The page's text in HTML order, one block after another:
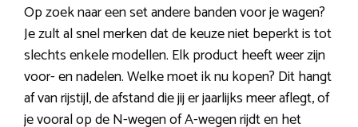
Op zoek naar een set andere banden voor je wagen?
Je zult al snel merken dat de keuze niet beperkt is tot
slechts enkele modellen. Elk product heeft weer zijn
voor- en nadelen. Welke moet ik nu kopen? Dit hangt
af van rijstijl, de afstand die jij er jaarlijks meer aflegt, of
je vooral op de N-wegen of A-wegen rijdt en het